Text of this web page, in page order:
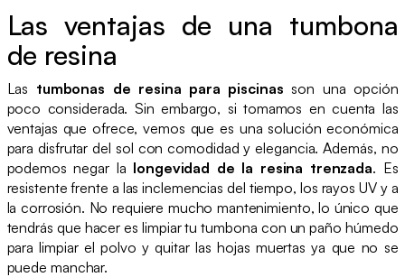
Las ventajas de una tumbona
de resina
Las tumbonas de resina para piscinas son una opción
poco considerada. Sin embargo, si tomamos en cuenta las
ventajas que ofrece, vemos que es una solución económica
para disfrutar del sol con comodidad y elegancia. Además, no
podemos negar la longevidad de la resina trenzada. Es
resistente frente a las inclemencias del tiempo, los rayos UV y a
la corrosión. No requiere mucho mantenimiento, lo único que
tendrás que hacer es limpiar tu tumbona con un paño húmedo
para limpiar el polvo y quitar las hojas muertas ya que no se
puede manchar.